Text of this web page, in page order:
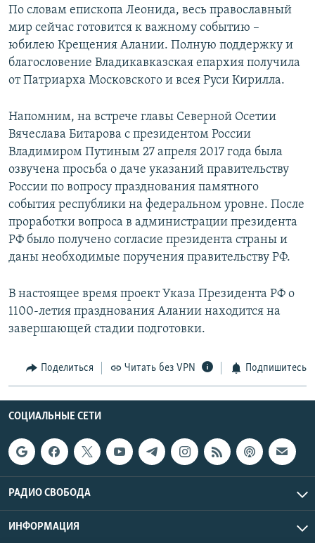
По словам епископа Леонида, весь православный
мир сейчас готовится к важному событию –
юбилею Крещения Алании. Полную поддержку и
благословение Владикавказская епархия получила
от Патриарха Московского и всея Руси Кирилла.
Напомним, на встрече главы Северной Осетии
Вячеслава Битарова с президентом России
Владимиром Путиным 27 апреля 2017 года была
озвучена просьба о даче указаний правительству
России по вопросу празднования памятного
события республики на федеральном уровне. После
проработки вопроса в администрации президента
РФ было получено согласие президента страны и
даны необходимые поручения правительству РФ.
В настоящее время проект Указа Президента РФ о
1100-летия празднования Алании находится на
завершающей стадии подготовки.
Поделиться Читать без VPN Подпишитесь
СОЦИАЛЬНЫЕ СЕТИ
РАДИО СВОБОДА
ИНФОРМАЦИЯ